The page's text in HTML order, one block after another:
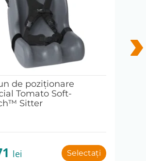
de poziționare
Tomato Soft-
Sitter
lei Selectați